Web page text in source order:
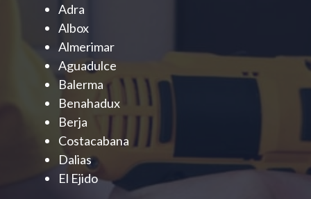
Adra
Albox
Almerimar
Aguadulce
Balerma
Benahadux
Berja
Costacabana
Dalias
El Ejido